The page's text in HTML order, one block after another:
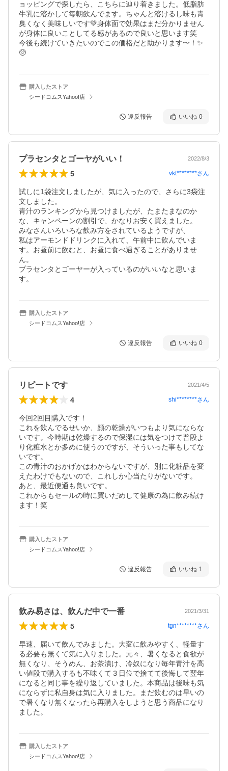
ョッピングで探したら、こちらに辿り着きました。低脂肪
牛乳に溶かして毎朝飲んでます。ちゃんと溶けるし味も青
臭くなく美味しいです💚身体面で効果はまだ分かりません
が身体に良いことしてる感があるので良いと思います笑
今後も続けていきたいのでこの価格だと助かります〜！✨
🥺
購入したストア
シードコムスYahoo!店
違反報告 いいね 0
プラセンタとゴーヤがいい！ 2022/8/3
5 vkt********さん
試しに1袋注文しましたが、気に入ったので、さらに3袋注
文しました。
青汁のランキングから見つけましたが、たまたまなのか
な、キャンペーンの割引で、かなりお安く買えました。
みなさんいろいろな飲み方をされているようですが、
私はアーモンドドリンクに入れて、午前中に飲んでいま
す。お昼前に飲むと、お昼に食べ過ぎることがありませ
ん。
プラセンタとゴーヤーが入っているのがいいなと思いま
す。
購入したストア
シードコムスYahoo!店
違反報告 いいね 0
リピートです 2021/4/5
4 shi********さん
今回2回目購入です！
これを飲んでるせいか、顔の乾燥がいつもより気にならな
いです。今時期は乾燥するので保湿には気をつけて普段よ
り化粧水とか多めに使うのですが、そういった事もしてな
いです。
この青汁のおかげかはわからないですが、別に化粧品を変
えたわけでもないので、これしか心当たりがないです。
あと、最近便通も良いです。
これからもセールの時に買いだめして健康の為に飲み続け
ます！笑
購入したストア
シードコムスYahoo!店
違反報告 いいね 1
飲み易さは、飲んだ中で一番 2021/3/31
5 tgn********さん
早速、届いて飲んでみました。大変に飲みやすく、軽量す
る必要も無くて気に入りました。元々、暑くなると食欲が
無くなり、そうめん、お茶漬け、冷奴になり毎年青汁を高
い値段で購入するも不味くて３日位で捨てて後悔して翌年
になると同じ事を繰り返していました。本商品は後味も気
にならずに私自身は気に入りました。まだ飲むのは早いの
で暑くなり無くなったら再購入をしようと思う商品になり
ました。
購入したストア
シードコムスYahoo!店